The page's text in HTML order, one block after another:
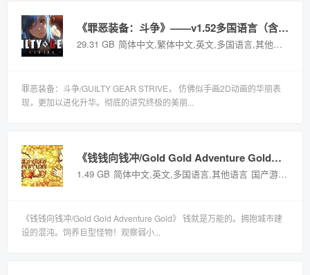
《罪恶装备：斗争》——v1.52多国语言（含简体中文）免安装解压即玩版
29.31 GB 简体中文,繁体中文,英文,多国语言,其他语言
罪恶装备：斗争/GUILTY GEAR STRIVE， 仿佛似手画2D动画的华丽表
现，更加以进化升华。彻底的讲究终极的美丽...
《钱钱向钱冲/Gold Gold Adventure Gold》——Build 21449878多国语言（含简体中文）免安装解压即玩版
1.49 GB 简体中文,英文,多国语言,其他语言 国产游戏
《钱钱向钱冲/Gold Gold Adventure Gold》 钱就是万能的。拥抱城市建
设的混沌。饲养巨型怪物！观察弱小...